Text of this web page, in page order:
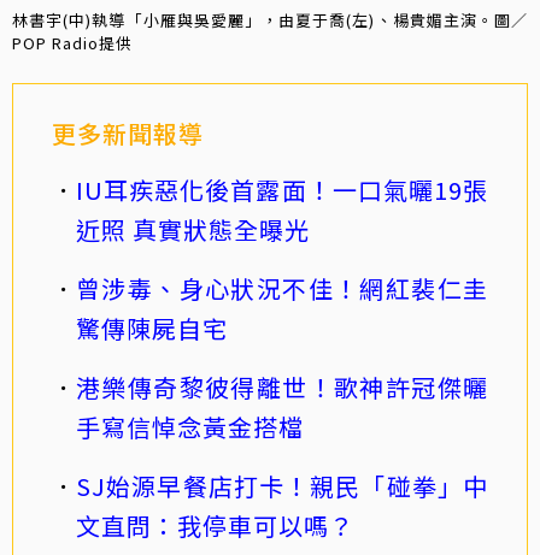
林書宇(中)執導「小雁與吳愛麗」，由夏于喬(左)、楊貴媚主演。圖／
POP Radio提供
更多新聞報導
IU耳疾惡化後首露面！一口氣曬19張
近照 真實狀態全曝光
曾涉毒、身心狀況不佳！網紅裴仁圭
驚傳陳屍自宅
港樂傳奇黎彼得離世！歌神許冠傑曬
手寫信悼念黃金搭檔
SJ始源早餐店打卡！親民「碰拳」中
文直問：我停車可以嗎？